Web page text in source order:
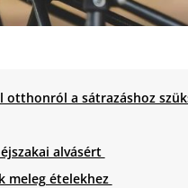
otthonról a sátrazáshoz
alvásért
meleg ételekhez